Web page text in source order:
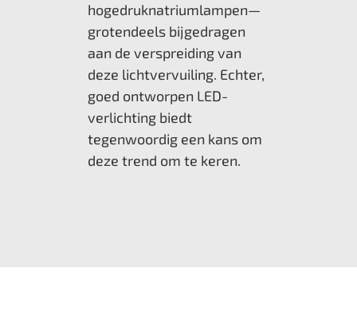
hogedruknatriumlampen—
grotendeels bijgedragen
aan de verspreiding van
deze lichtvervuiling. Echter,
goed ontworpen LED-
verlichting biedt
tegenwoordig een kans om
deze trend om te keren.